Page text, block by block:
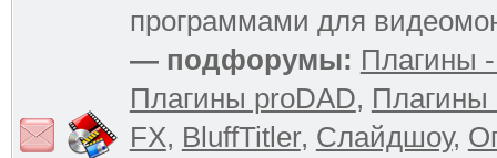
программами для
— подфорумы: Плагины
Плагины proDAD, Плагины
FX, BluffTitler, Слайдшоу,